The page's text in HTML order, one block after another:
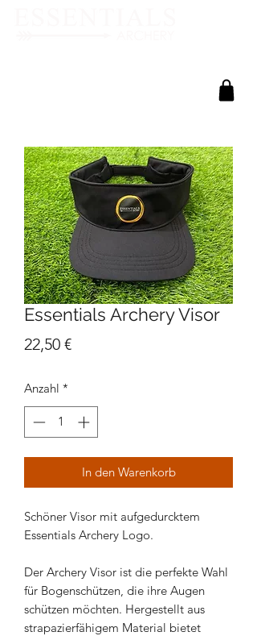
Essentials Archery Visor
22,50 €Preis
Anzahl *
In den Warenkorb
Schöner Visor mit aufgedurcktem
Essentials Archery Logo.
Der Archery Visor ist die perfekte Wahl
für Bogenschützen, die ihre Augen
schützen möchten. Hergestellt aus
strapazierfähigem Material bietet